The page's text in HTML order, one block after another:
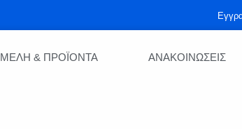
ΜΈΛΗ & ΠΡΟΪΟΝΤΑ ΑΝΑΚΟΙΝΏΣΕΙΣ